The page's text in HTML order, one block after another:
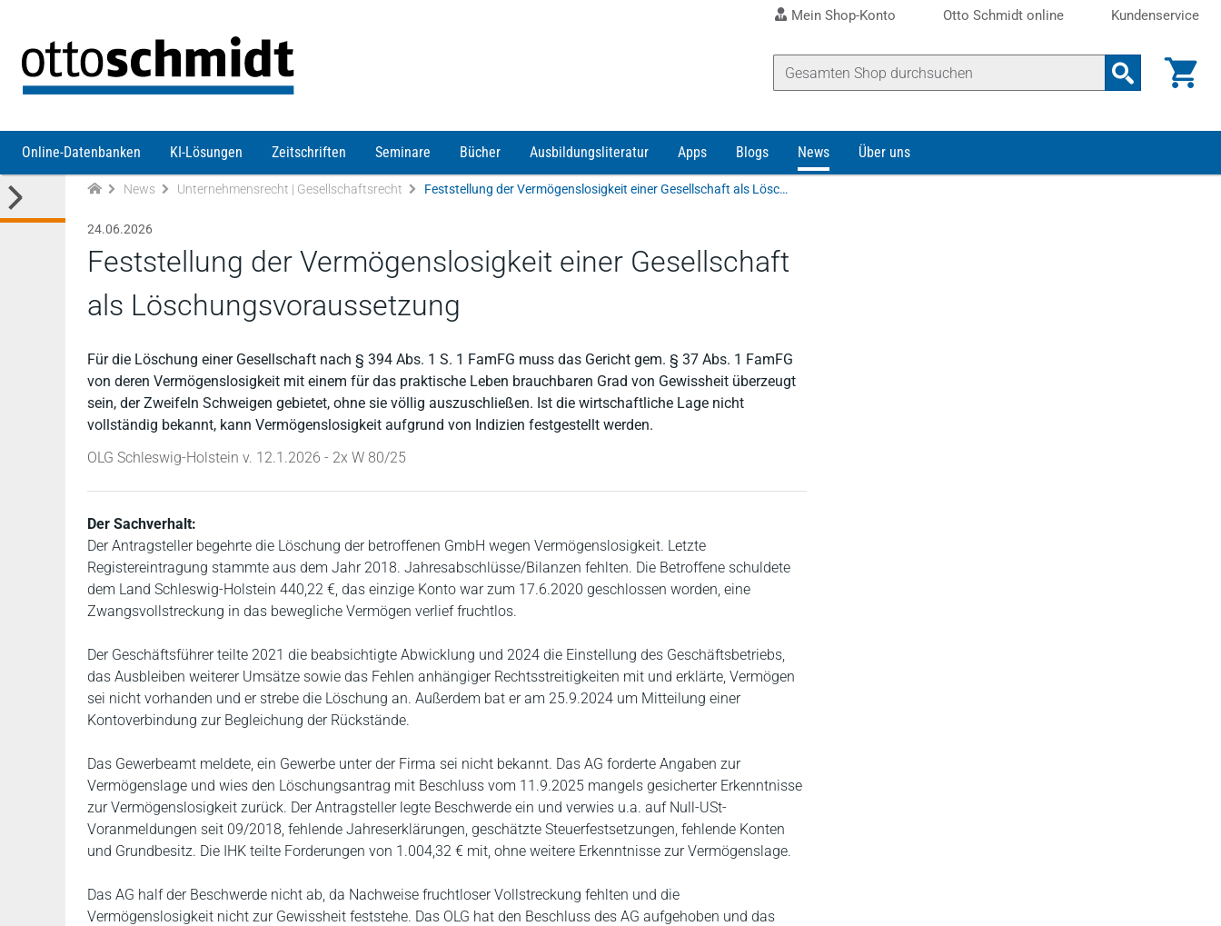
Mein Shop-Konto Otto Schmidt online Kundenservice
Online-Datenbanken KI-Lösungen Zeitschriften Seminare Bücher Ausbildungsliteratur Apps Blogs News Über uns
News Unternehmensrecht | Gesellschaftsrecht Feststellung der Vermögenslosigkeit einer Gesellschaft als Löschungsvoraussetzung
24.06.2026
Feststellung der Vermögenslosigkeit einer Gesellschaft
als Löschungsvoraussetzung
Für die Löschung einer Gesellschaft nach § 394 Abs. 1 S. 1 FamFG muss das Gericht gem. § 37 Abs. 1 FamFG
von deren Vermögenslosigkeit mit einem für das praktische Leben brauchbaren Grad von Gewissheit überzeugt
sein, der Zweifeln Schweigen gebietet, ohne sie völlig auszuschließen. Ist die wirtschaftliche Lage nicht
vollständig bekannt, kann Vermögenslosigkeit aufgrund von Indizien festgestellt werden.
OLG Schleswig-Holstein v. 12.1.2026 - 2x W 80/25
Der Sachverhalt:
Der Antragsteller begehrte die Löschung der betroffenen GmbH wegen Vermögenslosigkeit. Letzte
Registereintragung stammte aus dem Jahr 2018. Jahresabschlüsse/Bilanzen fehlten. Die Betroffene schuldete
dem Land Schleswig-Holstein 440,22 €, das einzige Konto war zum 17.6.2020 geschlossen worden, eine
Zwangsvollstreckung in das bewegliche Vermögen verlief fruchtlos.
Der Geschäftsführer teilte 2021 die beabsichtigte Abwicklung und 2024 die Einstellung des Geschäftsbetriebs,
das Ausbleiben weiterer Umsätze sowie das Fehlen anhängiger Rechtsstreitigkeiten mit und erklärte, Vermögen
sei nicht vorhanden und er strebe die Löschung an. Außerdem bat er am 25.9.2024 um Mitteilung einer
Kontoverbindung zur Begleichung der Rückstände.
Das Gewerbeamt meldete, ein Gewerbe unter der Firma sei nicht bekannt. Das AG forderte Angaben zur
Vermögenslage und wies den Löschungsantrag mit Beschluss vom 11.9.2025 mangels gesicherter Erkenntnisse
zur Vermögenslosigkeit zurück. Der Antragsteller legte Beschwerde ein und verwies u.a. auf Null-USt-
Voranmeldungen seit 09/2018, fehlende Jahreserklärungen, geschätzte Steuerfestsetzungen, fehlende Konten
und Grundbesitz. Die IHK teilte Forderungen von 1.004,32 € mit, ohne weitere Erkenntnisse zur Vermögenslage.
Das AG half der Beschwerde nicht ab, da Nachweise fruchtloser Vollstreckung fehlten und die
Vermögenslosigkeit nicht zur Gewissheit feststehe. Das OLG hat den Beschluss des AG aufgehoben und das